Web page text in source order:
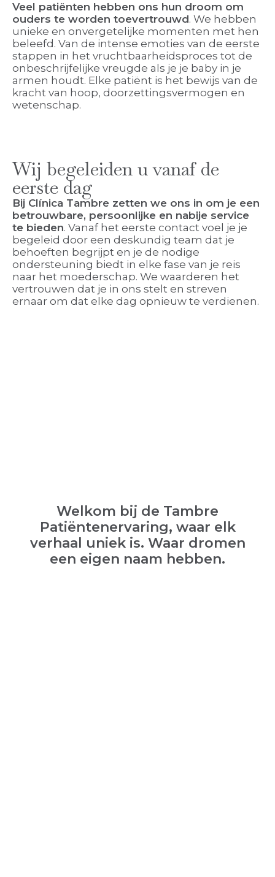
Veel patiënten hebben ons hun droom om
ouders te worden toevertrouwd. We hebben
unieke en onvergetelijke momenten met hen
beleefd. Van de intense emoties van de eerste
stappen in het vruchtbaarheidsproces tot de
onbeschrijfelijke vreugde als je je baby in je
armen houdt. Elke patiënt is het bewijs van de
kracht van hoop, doorzettingsvermogen en
wetenschap.
Wij begeleiden u vanaf de
eerste dag
Bij Clínica Tambre zetten we ons in om je een
betrouwbare, persoonlijke en nabije service
te bieden. Vanaf het eerste contact voel je je
begeleid door een deskundig team dat je
behoeften begrijpt en je de nodige
ondersteuning biedt in elke fase van je reis
naar het moederschap. We waarderen het
vertrouwen dat je in ons stelt en streven
ernaar om dat elke dag opnieuw te verdienen.
Welkom bij de Tambre
Patiëntenervaring, waar elk
verhaal uniek is. Waar dromen
een eigen naam hebben.